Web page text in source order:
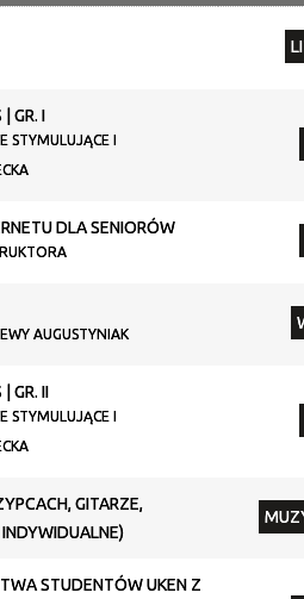
GR. I
STYMULUJĄCE I
DLA SENIORÓW
AUGUSTYNIAK
GR. II
STYMULUJĄCE I
GITARZE,
STUDENTÓW UKEN Z